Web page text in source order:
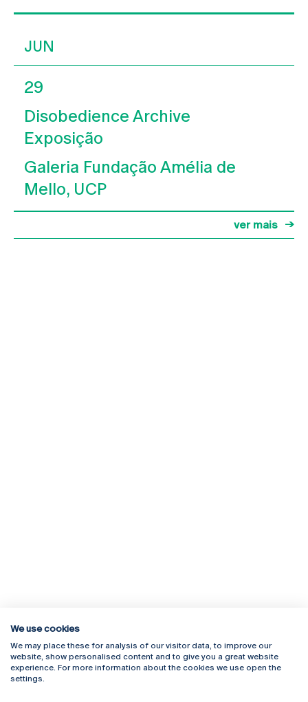
JUN
29
Disobedience Archive
Exposição
Galeria Fundação Amélia de
Mello, UCP
ver mais
Rua Diogo Botelho 1327
4169-005 Porto
+351 226 196 240
Campus Online
Webmail
We use cookies
We may place these for analysis of our visitor data, to improve our
website, show personalised content and to give you a great website
experience. For more information about the cookies we use open the
settings.